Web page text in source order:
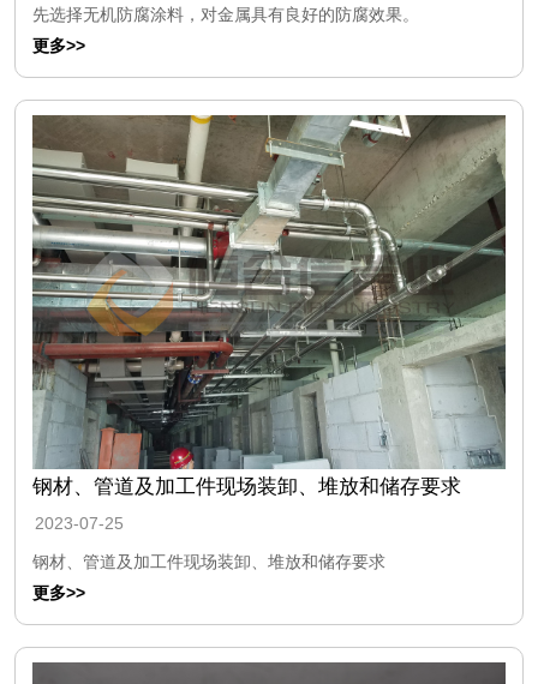
先选择无机防腐涂料，对金属具有良好的防腐效果。
更多>>
钢材、管道及加工件现场装卸、堆放和储存要求
2023-07-25
钢材、管道及加工件现场装卸、堆放和储存要求
更多>>